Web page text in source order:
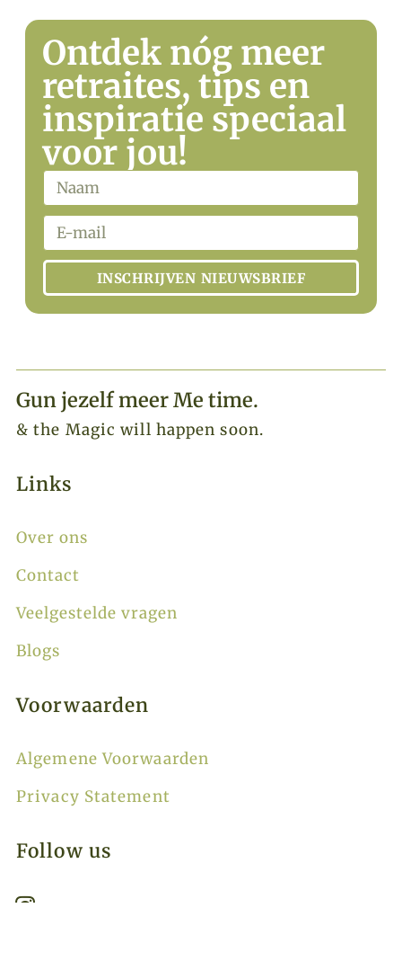
Ontdek nóg meer
retraites, tips en
inspiratie speciaal
voor jou!
INSCHRIJVEN NIEUWSBRIEF
Gun jezelf meer Me time.​
& the Magic will happen soon.
Links
Over ons
Contact
Veelgestelde vragen
Blogs
Voorwaarden
Algemene Voorwaarden
Privacy Statement
Follow us